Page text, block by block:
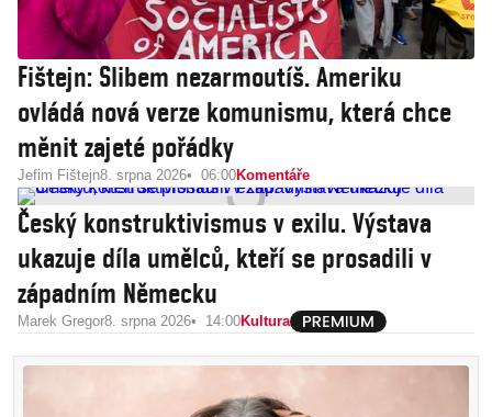
Fištejn: Slibem nezarmoutíš. Ameriku
ovládá nová verze komunismu, která chce
měnit zajeté pořádky
Jefim Fištejn8. srpna 2026 06:00Komentáře
Český konstruktivismus v exilu. Výstava
ukazuje díla umělců, kteří se prosadili v
západním Německu
Marek Gregor8. srpna 2026 14:00Kultura